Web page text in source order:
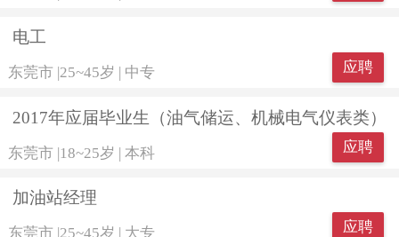
电工
东莞市 25~45岁 中专 应聘
2017年应届毕业生（油气储运、机械电气仪表类）
东莞市 |18~25岁 | 本科 应聘
加油站经理
东莞市 25~45岁 大专 应聘